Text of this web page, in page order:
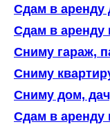
Сдам в аренду
Сдам в аренду
Сниму гараж,
Сниму
Сниму дом,
Сдам в аренду